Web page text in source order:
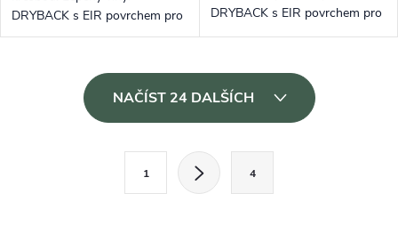
DRYBACK s EIR povrchem pro
živější vzhled podlahy.
DRYBACK s EIR povrchem pro
Ovládací prvky výpisu
NAČÍST 24 DALŠÍCH
1 4